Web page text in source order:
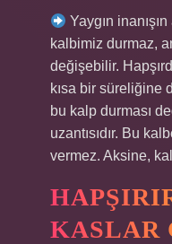
Yaygın
kalbimiz durmaz,
değişebilir.
kısa bir süreliğine
bu kalp durması
uzantısıdır. Bu
vermez. Aksine,
KASLAR